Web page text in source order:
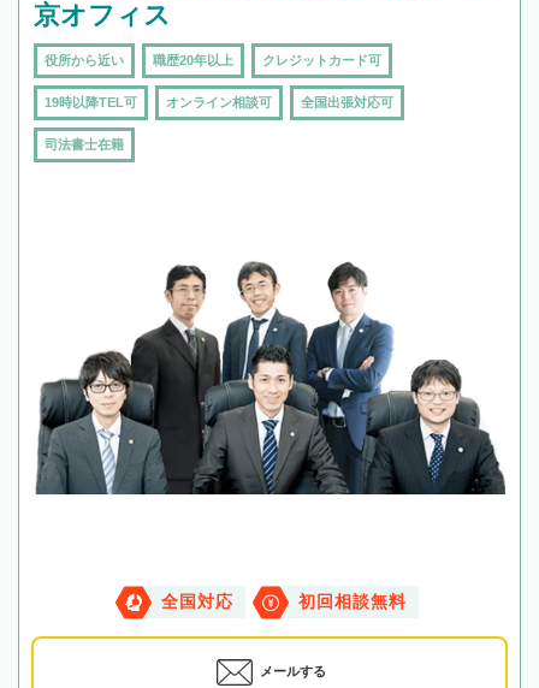
京オフィス
役所から近い 職歴20年以上 クレジットカード可
19時以降TEL可 オンライン相談可 全国出張対応可
司法書士在籍
全国対応 初回相談無料
メールする